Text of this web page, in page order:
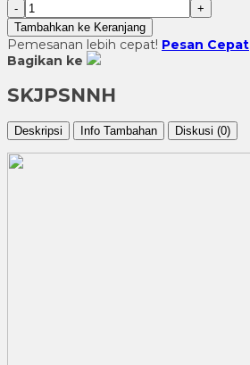
-
+
Tambahkan ke Keranjang
Pemesanan lebih cepat! Pesan Cepat
Bagikan ke
SKJPSNNH
Deskripsi Info Tambahan Diskusi (0)